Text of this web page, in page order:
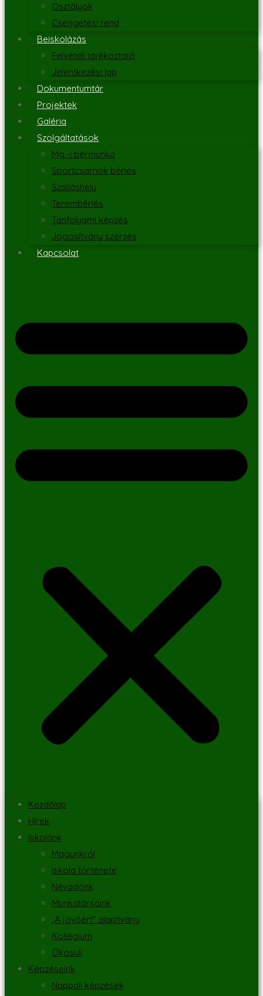
Osztályok
Csengetési rend
Beiskolázás
Felvételi tájékoztató
Jelentkezési lap
Dokumentumtár
Projektek
Galéria
Szolgáltatások
Mg.-i bérmunka
Sportcsarnok bérlés
Szálláshely
Terembérlés
Tanfolyami képzés
Jogosítvány szerzés
Kapcsolat
Kezdőlap
Hírek
Iskolánk
Magunkról
Iskola története
Névadónk
Munkatársaink
„A jövőért” alapítvány
Kollégium
Ökosuli
Képzéseink
Nappali képzések